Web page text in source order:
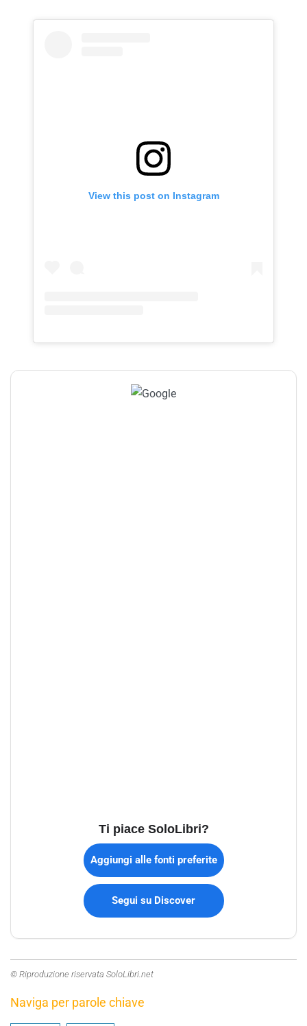
View this post on Instagram
Ti piace SoloLibri?
Aggiungi alle fonti preferite
Segui su Discover
© Riproduzione riservata SoloLibri.net
Naviga per parole chiave